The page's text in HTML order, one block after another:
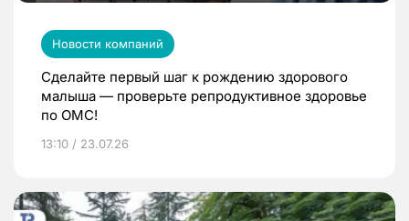
Новости компаний
Сделайте первый шаг к рождению здорового
малыша — проверьте репродуктивное здоровье
по ОМС!
13:10 / 23.07.26